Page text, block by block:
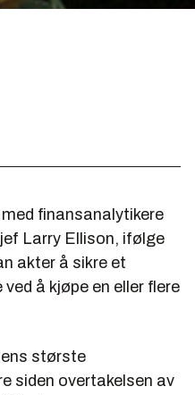
finansanalytikere
Larry Ellison, ifølge
akter å sikre et
å kjøpe en eller flere
største
siden overtakelsen av